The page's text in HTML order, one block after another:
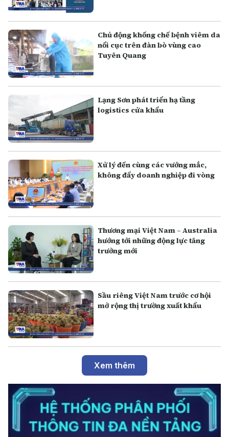
Chủ động khống chế bệnh viêm da
nổi cục trên đàn bò vùng cao
Tuyên Quang
Lạng Sơn phát triển hạ tầng
logistics cửa khẩu
Xử lý đến cùng các vướng mắc,
không đẩy doanh nghiệp đi vòng
Thương mại Việt Nam – Australia
hướng tới những động lực tăng
trưởng mới
Sầu riêng Việt Nam trước cơ hội
mở rộng thị trường xuất khẩu
Xem thêm